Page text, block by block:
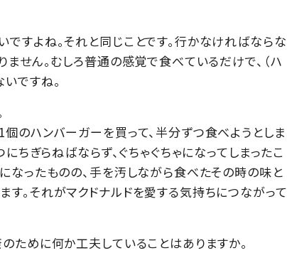
すよね。それと同じことです。行かなければならな
ません。むしろ普通の感覚で食べているだけで、（ハ
ですね。
のハンバーガーを買って、半分ずつ食べようとしま
ちぎらねばならず、ぐちゃぐちゃになってしまったこ
なったものの、手を汚しながら食べたその時の味と
。それがマクドナルドを愛する気持ちにつながって
ために何か工夫していることはありますか。